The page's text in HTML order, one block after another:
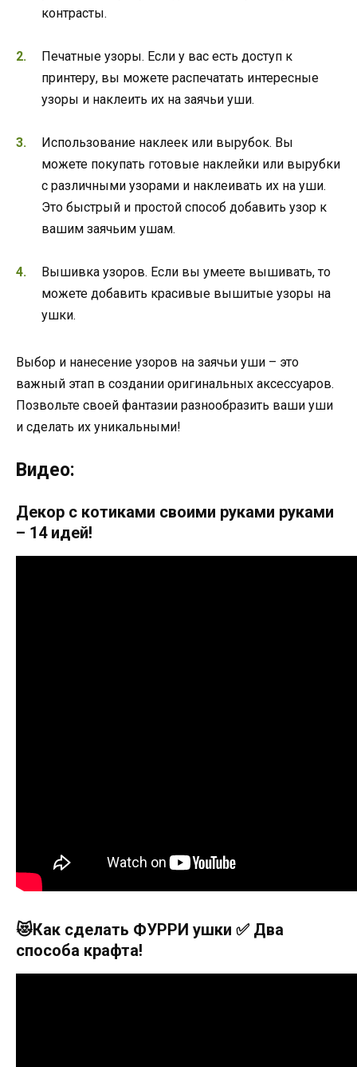
контрасты.
Печатные узоры. Если у вас есть доступ к
принтеру, вы можете распечатать интересные
узоры и наклеить их на заячьи уши.
Использование наклеек или вырубок. Вы
можете покупать готовые наклейки или вырубки
с различными узорами и наклеивать их на уши.
Это быстрый и простой способ добавить узор к
вашим заячьим ушам.
Вышивка узоров. Если вы умеете вышивать, то
можете добавить красивые вышитые узоры на
ушки.
Выбор и нанесение узоров на заячьи уши – это
важный этап в создании оригинальных аксессуаров.
Позвольте своей фантазии разнообразить ваши уши
и сделать их уникальными!
Видео:
Декор с котиками своими руками руками
– 14 идей!
😻Как сделать ФУРРИ ушки ✅ Два
способа крафта!